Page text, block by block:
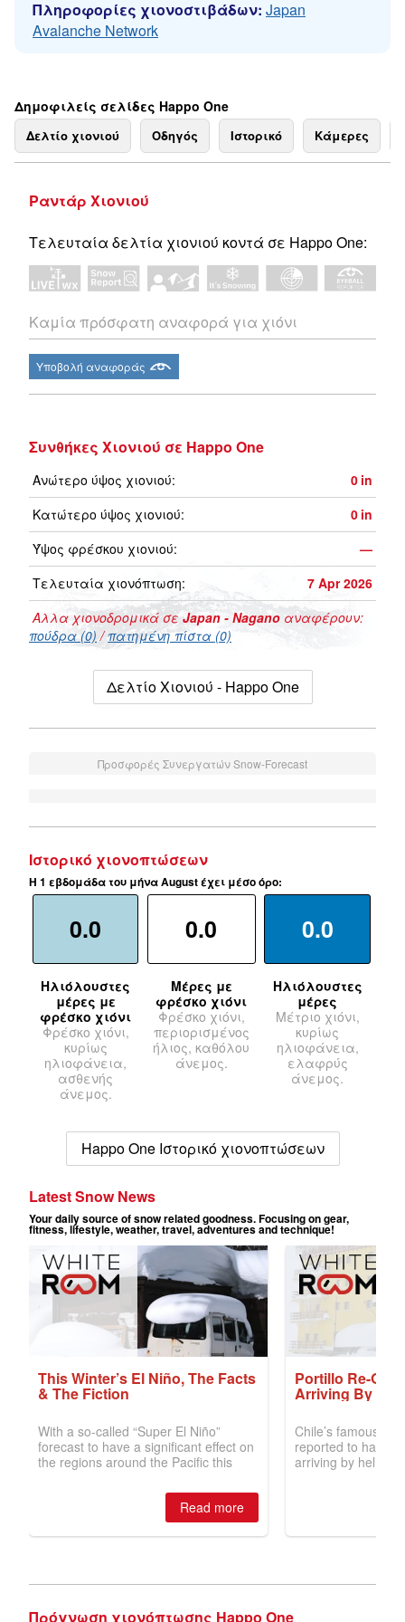
Πληροφορίες χιονοστιβάδων: Japan
Avalanche Network
Δημοφιλείς σελίδες Happo One
Δελτίο χιονιού Οδηγός Ιστορικό Κάμερες
Ραντάρ Χιονιού
Τελευταία δελτία χιονιού κοντά σε Happo One:
Καμία πρόσφατη αναφορά για χιόνι
Υποβολή αναφοράς
Συνθήκες Χιονιού σε Happo One
Ανώτερο ύψος χιονιού: 0 in
Κατώτερο ύψος χιονιού:
0 in
Ύψος φρέσκου χιονιού:
—
Τελευταία χιονόπτωση:
7 Apr 2026
Αλλα χιονοδρομικά σεJapan - Nagano αναφέρουν:
πούδρα (0) /πατημένη πίστα (0)
Δελτίο Χιονιού - Happo One
Προσφορές Συνεργατών Snow-Forecast
Ιστορικό χιονοπτώσεων
Η 1 εβδομάδα του μήνα August έχει μέσο όρο:
0.0
Ηλιόλουστες
μέρες με
φρέσκο χιόνι
Φρέσκο χιόνι,
κυρίως
ηλιοφάνεια,
ασθενής
άνεμος.
0.0
Μέρες με
φρέσκο χιόνι
Φρέσκο χιόνι,
περιορισμένος
ήλιος, καθόλου
άνεμος.
0.0
Ηλιόλουστες
μέρες
Μέτριο χιόνι,
κυρίως
ηλιοφάνεια,
ελαφρύς
άνεμος.
Happo One Ιστορικό χιονοπτώσεων
Πρόγνωση χιονόπτωσης Happo One